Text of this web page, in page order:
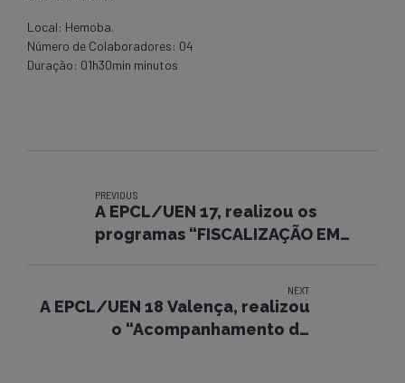
Local: Hemoba.
Número de Colaboradores: 04
Duração: 01h30min minutos
PREVIOUS
A EPCL/UEN 17, realizou os
programas “FISCALIZAÇÃO EM
NEXT
A EPCL/UEN 18 Valença, realizou
o “Acompanhamento de